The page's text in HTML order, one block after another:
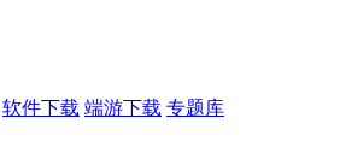
软件下载 端游下载 专题库